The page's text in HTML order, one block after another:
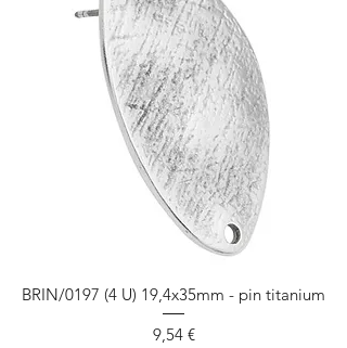
BRIN/0197 (4 U) 19,4x35mm - pin titanium
Precio
9,54 €